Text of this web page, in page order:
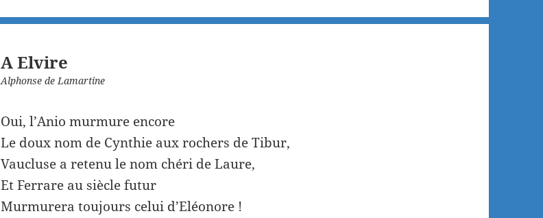
A Elvire
Alphonse de Lamartine
Oui, l’Anio murmure encore
Le doux nom de Cynthie aux rochers de Tibur,
Vaucluse a retenu le nom chéri de Laure,
Et Ferrare au siècle futur
Murmurera toujours celui d’Eléonore !